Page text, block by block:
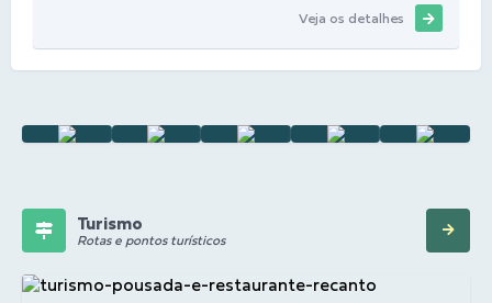
Veja os detalhes
Turismo
Rotas e pontos turísticos